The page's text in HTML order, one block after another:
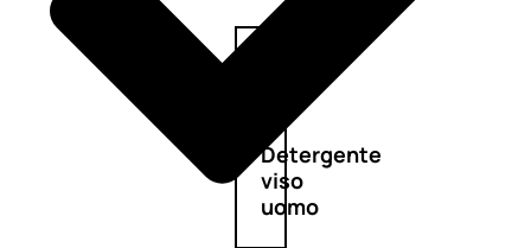
Detergente
viso
uomo